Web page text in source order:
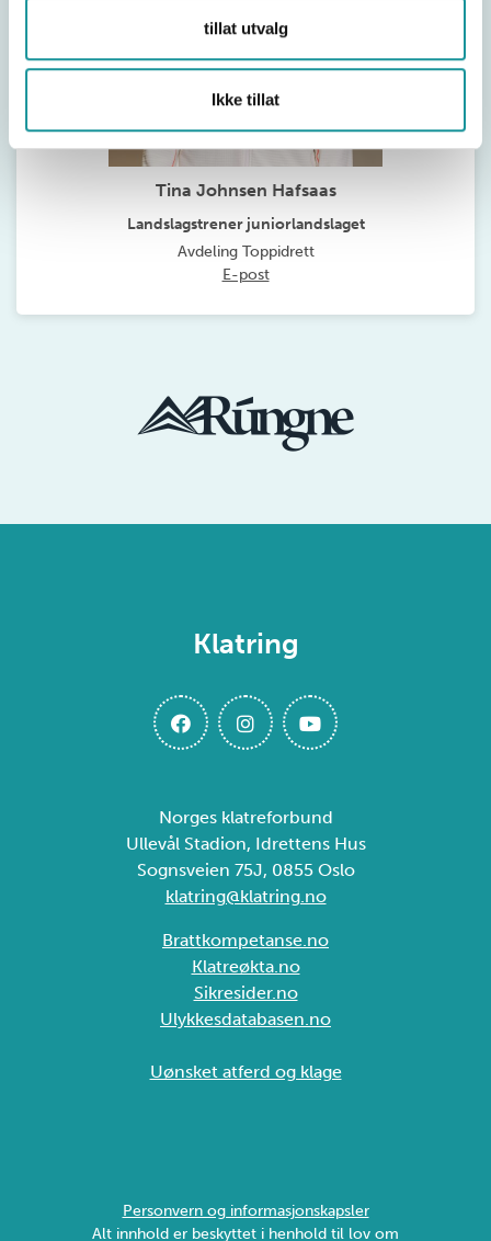
tillat utvalg
Ikke tillat
Tina Johnsen Hafsaas
Landslagstrener juniorlandslaget
Avdeling Toppidrett
E-post
Klatring
Norges klatreforbund
Ullevål Stadion, Idrettens Hus
Sognsveien 75J, 0855 Oslo
klatring@klatring.no
Brattkompetanse.no
Klatreøkta.no
Sikresider.no
Ulykkesdatabasen.no
Uønsket atferd og klage
Personvern og informasjonskapsler
Alt innhold er beskyttet i henhold til lov om